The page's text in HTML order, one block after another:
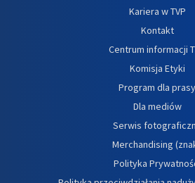
Kariera w TVP
Kontakt
Centrum informacji
Komisja Etyki
Program dla prasy
Dla mediów
Serwis
Merchandising
Polityka